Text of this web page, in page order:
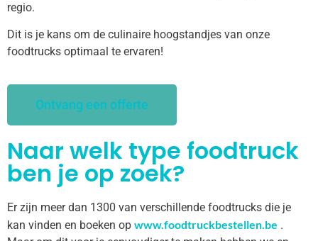
regio.
Dit is je kans om de culinaire hoogstandjes van onze
foodtrucks optimaal te ervaren!
Ontvang een offerte
Naar welk type foodtruck
ben je op zoek?
Er zijn meer dan 1300 van verschillende foodtrucks die je
kan vinden en boeken op www.foodtruckbestellen.be .